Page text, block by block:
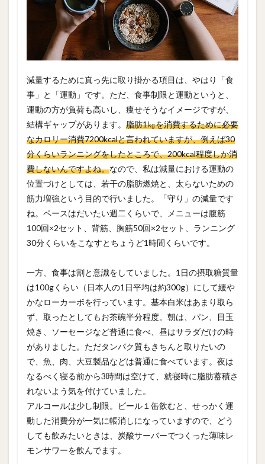
減量するために真っ先に取り掛かる項目は、やはり「食
事」と「運動」です。ただ、食事制限と運動というと、
運動の方が負荷も高いし、痩せそうなイメージですが、
結構ギャップがあります。 脂肪1㎏を消費するために必要
なカロリー消費7200kcalと言われていますが、例えば30
分くらいランニングをしたところで、200kcal程度しか消
費しないんですよね。なので、私は減量における運動の
位置づけとしては、若干の脂肪燃焼と、太らないための
筋力増強という目的で行いました。「守り」の減量です
ね。ペースはだいたい週二くらいで、メニューは腹筋
100回×2セット、背筋、胸筋50回×2セット、ランニング
30分くらいをこなすとちょうど1時間くらいです。
一方、食事は割と意識をしていました。1日の摂取糖質量
は100gくらい（日本人の1日平均は約300g）にして緩や
かなローカーボを行っています。基本白米はあまり取ら
ず、取ったとしてもお茶碗半分程度。朝は、パン、目玉
焼き、ソーセージなど普通に食べ、昼はサラダだけの時
がありました。ただタンパク質もきちんと取りたいの
で、魚、肉、大豆製品などは普通に食べています。夜は
なるべく寝る前から3時間は空けて、就寝時に脂肪蓄積さ
れないよう気を付けていました。
アルコールは少し制限。ビール１缶飲むと、せっかく運
動した消費分が一気に帳消しになっていますので、どう
しても飲みたいときは、炭酸サーバーでつくった薄味レ
モンサワーを飲んでます。